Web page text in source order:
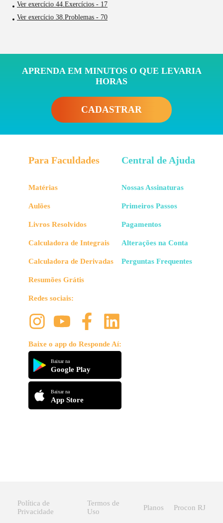
Ver exercício 44.Exercícios - 17
Ver exercício 38.Problemas - 70
APRENDA EM MINUTOS O QUE LEVARIA
HORAS
CADASTRAR
Para Faculdades
Matérias
Aulões
Livros Resolvidos
Calculadora de Integrais
Calculadora de Derivadas
Resumões Grátis
Redes sociais:
Baixe o app do Responde Aí:
Baixar na
Google Play
Baixar na
App Store
Central de Ajuda
Nossas Assinaturas
Primeiros Passos
Pagamentos
Alterações na Conta
Perguntas Frequentes
Política de
Privacidade
Termos de
Uso
Planos Procon RJ